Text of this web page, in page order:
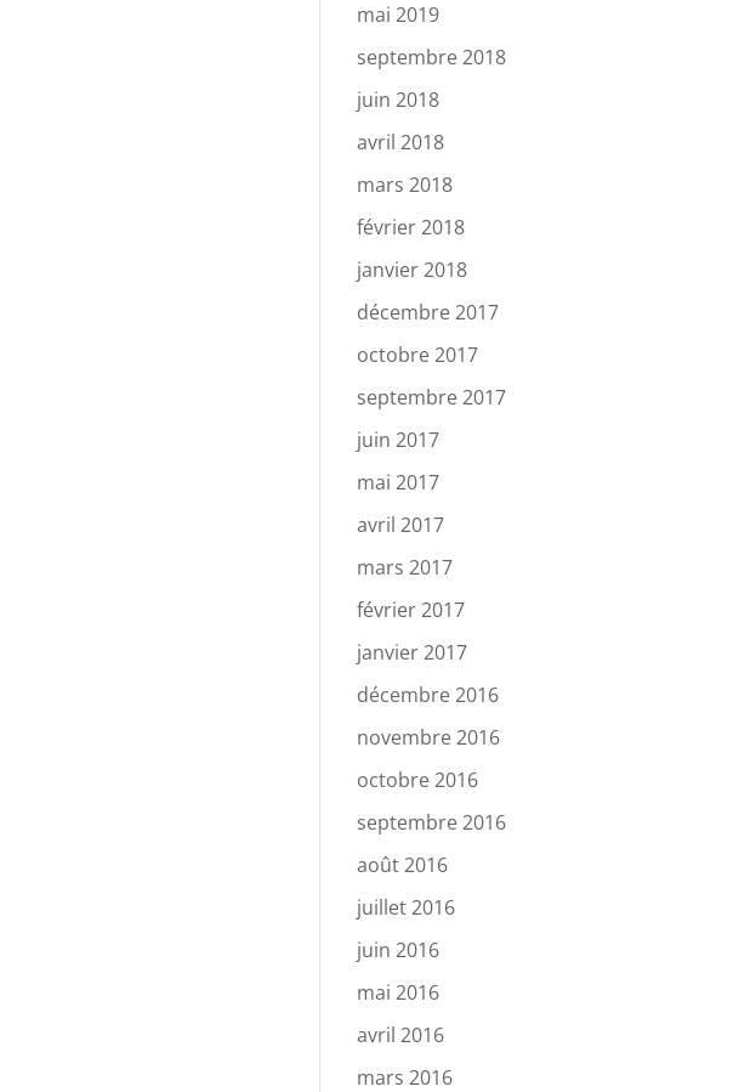
mai 2019
septembre 2018
juin 2018
avril 2018
mars 2018
février 2018
janvier 2018
décembre 2017
octobre 2017
septembre 2017
juin 2017
mai 2017
avril 2017
mars 2017
février 2017
janvier 2017
décembre 2016
novembre 2016
octobre 2016
septembre 2016
août 2016
juillet 2016
juin 2016
mai 2016
avril 2016
mars 2016